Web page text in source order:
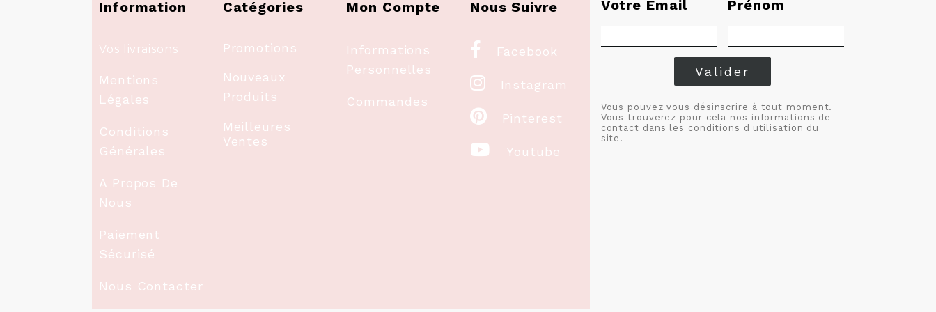
Information
Vos livraisons
Mentions
Légales
Conditions
Générales
A Propos De
Nous
Paiement
Sécurisé
Nous Contacter
Catégories
Promotions
Nouveaux
Produits
Meilleures
Ventes
Mon Compte
Informations
Personnelles
Commandes
Nous Suivre
 Facebook
 Instagram
 Pinterest
 Youtube
Votre Email Prénom
Valider
Vous pouvez vous désinscrire à tout moment.
Vous trouverez pour cela nos informations de
contact dans les conditions d'utilisation du
site.